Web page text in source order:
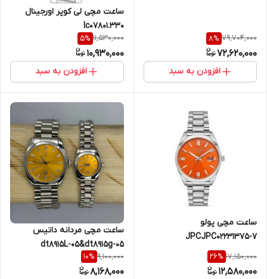
79,704,000
8%
72,620,000
افزودن به سبد
ساعت مچی لی کوپر اورجینال
lc07801.330
11,530,000
5%
10,930,000
افزودن به سبد
ساعت مچی پولو
JPCJPC02231375-7
17,150,000
26%
12,580,000
ساعت مچی مردانه داتیس
dt8915L-05&dt8915g-05
9,100,000
10%
8,168,000